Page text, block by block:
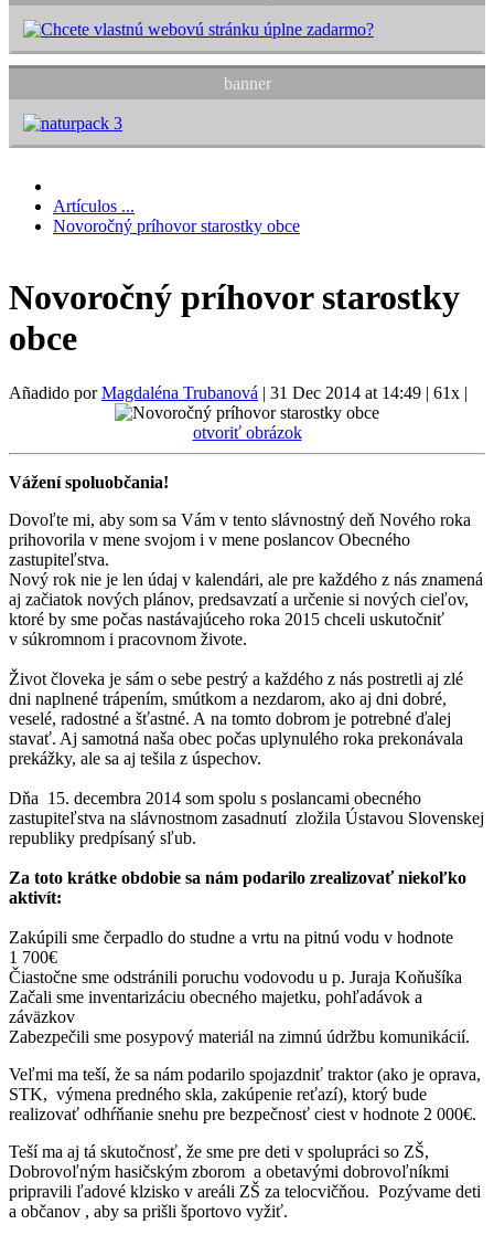
banner
Artículos ...
Novoročný príhovor starostky obce
Novoročný príhovor starostky
obce
Añadido porMagdaléna Trubanová | 31 Dec 2014 at 14:49 | 61x |
otvoriť obrázok
Vážení spoluobčania!
Dovoľte mi, aby som sa Vám v tento slávnostný deň Nového roka
prihovorila v mene svojom i v mene poslancov Obecného
zastupiteľstva.
Nový rok nie je len údaj v kalendári, ale pre každého z nás znamená
aj začiatok nových plánov, predsavzatí a určenie si nových cieľov,
ktoré by sme počas nastávajúceho roka 2015 chceli uskutočniť
v súkromnom i pracovnom živote.
Život človeka je sám o sebe pestrý a každého z nás postretli aj zlé
dni naplnené trápením, smútkom a nezdarom, ako aj dni dobré,
veselé, radostné a šťastné. A na tomto dobrom je potrebné ďalej
stavať. Aj samotná naša obec počas uplynulého roka prekonávala
prekážky, ale sa aj tešila z úspechov.
Dňa 15. decembra 2014 som spolu s poslancami obecného
zastupiteľstva na slávnostnom zasadnutí zložila Ústavou Slovenskej
republiky predpísaný sľub.
Za toto krátke obdobie sa nám podarilo zrealizovať niekoľko
aktivít:
Zakúpili sme čerpadlo do studne a vrtu na pitnú vodu v hodnote
1 700€
Čiastočne sme odstránili poruchu vodovodu u p. Juraja Koňušíka
Začali sme inventarizáciu obecného majetku, pohľadávok a
záväzkov
Zabezpečili sme posypový materiál na zimnú údržbu komunikácií.
Veľmi ma teší, že sa nám podarilo spojazdniť traktor (ako je oprava,
STK, výmena predného skla, zakúpenie reťazí), ktorý bude
realizovať odhŕňanie snehu pre bezpečnosť ciest v hodnote 2 000€.
Teší ma aj tá skutočnosť, že sme pre deti v spolupráci so ZŠ,
Dobrovoľným hasičským zborom a obetavými dobrovoľníkmi
pripravili ľadové klzisko v areáli ZŠ za telocvičňou. Pozývame deti
a občanov , aby sa prišli športovo vyžiť.